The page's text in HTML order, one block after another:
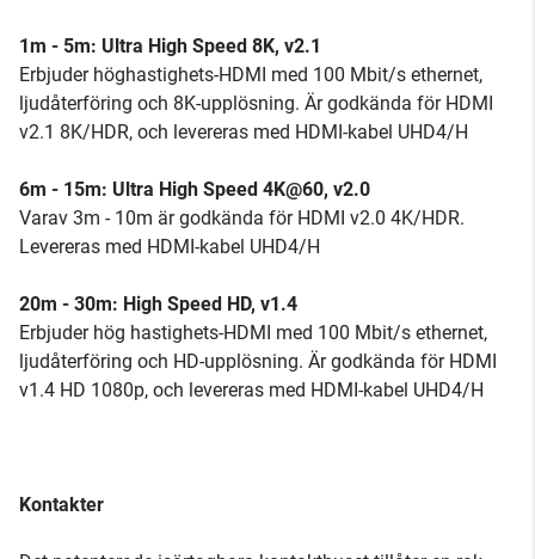
1m - 5m: Ultra High Speed 8K, v2.1
Erbjuder höghastighets-HDMI med 100 Mbit/s ethernet,
ljudåterföring och 8K-upplösning. Är godkända för HDMI
v2.1 8K/HDR, och levereras med HDMI-kabel UHD4/H
6m - 15m: Ultra High Speed 4K@60, v2.0
Varav 3m - 10m är godkända för HDMI v2.0 4K/HDR.
Levereras med HDMI-kabel UHD4/H
20m - 30m: High Speed HD, v1.4
Erbjuder hög hastighets-HDMI med 100 Mbit/s ethernet,
ljudåterföring och HD-upplösning. Är godkända för HDMI
v1.4 HD 1080p, och levereras med HDMI-kabel UHD4/H
Kontakter